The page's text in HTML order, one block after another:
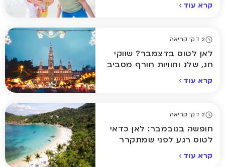
קרא עוד
2 דק' קריאה
לאן לטוס בדצמבר? שווקי
חג, שלג וחוויות חורף מסביב
קרא עוד
2 דק' קריאה
חופשה בנובמבר: לאן כדאי
לטוס רגע לפני שמתקרר
קרא עוד